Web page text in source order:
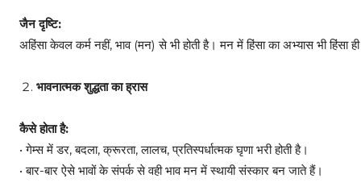
जैन दृष्टि:
अहिंसा केवल कर्म नहीं, भाव (मन) से भी होती है। मन में हिंसा का अभ्यास भी हिंसा
भावनात्मक शुद्धता का ह्रास
कैसे होता है:
• गेम्स में डर, बदला, क्रूरता, लालच, प्रतिस्पर्धात्मक घृणा भरी होती है।
• बार-बार ऐसे भावों के संपर्क से वही भाव मन में स्थायी संस्कार बन जाते हैं।